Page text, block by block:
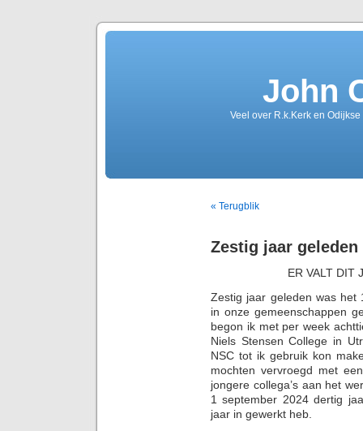
John
Veel over R.k.Kerk en
« Terugblik
Zestig jaar geleden
ER VALT DIT
Zestig jaar geleden was het
in onze gemeenschappen
begon ik met per week
Niels Stensen College in
NSC tot ik gebruik kon
mochten vervroegd met
jongere collega’s aan het
1 september 2024 dertig
jaar in gewerkt heb.